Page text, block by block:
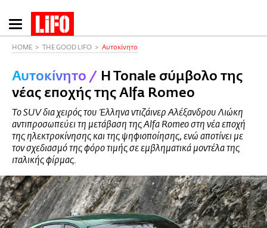
Παράκαμψη
προς
περιεχόμενο
HOME THE GOOD LIFO Αυτοκίνητο
Αυτοκίνητο / Η Τοnale σύμβολο της
νέας εποχής της Alfa Romeo
Το SUV δια χειρός του Έλληνα ντιζάινερ Αλέξανδρου Λιώκη
αντιπροσωπεύει τη μετάβαση της Alfa Romeo στη νέα εποχή
της ηλεκτροκίνησης και της ψηφιοποίησης, ενώ αποτίνει με
τον σχεδιασμό της φόρο τιμής σε εμβληματικά μοντέλα της
ιταλικής φίρμας.